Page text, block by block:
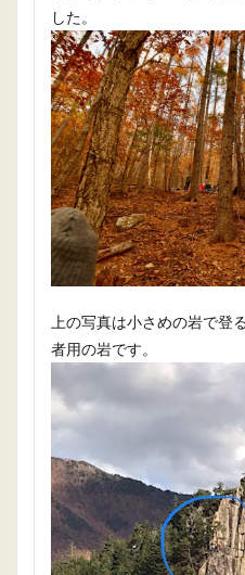
した。
上の写真は小さめの岩で登
者用の岩です。